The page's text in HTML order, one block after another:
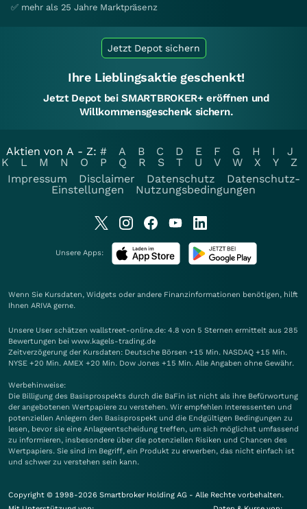
✅ mehr als 25 Jahre Marktpräsenz
Jetzt Depot sichern
Ihre Lieblingsaktie geschenkt!
Jetzt Depot bei SMARTBROKER+ eröffnen und
Willkommensgeschenk sichern.
Aktien von A - Z: # A B C D E F G H I
J
K
L M N O P Q R S T U V W X Y
Z
Impressum
Disclaimer Datenschutz
Datenschutz-
Einstellungen
Nutzungsbedingungen
Unsere Apps:
Wenn Sie Kursdaten, Widgets oder andere Finanzinformationen benötigen, hilft
Ihnen ARIVA gerne.
Unsere User schätzen wallstreet-online.de: 4.8 von 5 Sternen ermittelt aus 285
Bewertungen bei www.kagels-trading.de
Zeitverzögerung der Kursdaten: Deutsche Börsen +15 Min. NASDAQ +15 Min.
NYSE +20 Min. AMEX +20 Min. Dow Jones +15 Min. Alle Angaben ohne Gewähr.
Werbehinweise:
Die Billigung des Basisprospekts durch die BaFin ist nicht als ihre Befürwortung
der angebotenen Wertpapiere zu verstehen. Wir empfehlen Interessenten und
potenziellen Anlegern den Basisprospekt und die Endgültigen Bedingungen zu
lesen, bevor sie eine Anlageentscheidung treffen, um sich möglichst umfassend
zu informieren, insbesondere über die potenziellen Risiken und Chancen des
Wertpapiers. Sie sind im Begriff, ein Produkt zu erwerben, das nicht einfach ist
und schwer zu verstehen sein kann.
Copyright © 1998-2026 Smartbroker Holding AG - Alle Rechte vorbehalten.